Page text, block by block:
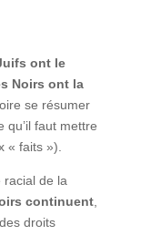
ont le
Noirs ont la
se résumer
qu’il faut mettre
« faits »).
racial de la
continuent,
droits